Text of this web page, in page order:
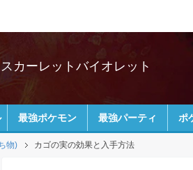
カーレットバイオレット
最強ポケモン 最強パーティ ポ
物) カゴの実の効果と入手方法